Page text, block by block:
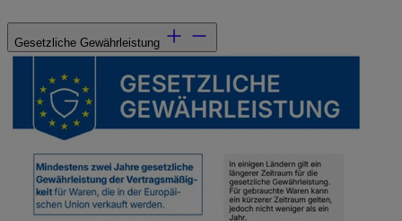
Gesetzliche Gewährleistung